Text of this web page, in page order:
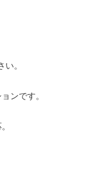
。
ンです。